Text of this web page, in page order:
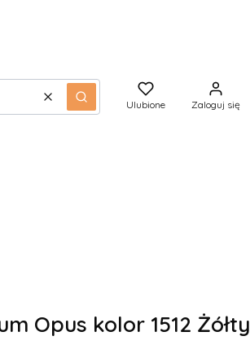
WyczyśćSzukaj Ulubione Zaloguj się
Opus kolor 1512 Żółty